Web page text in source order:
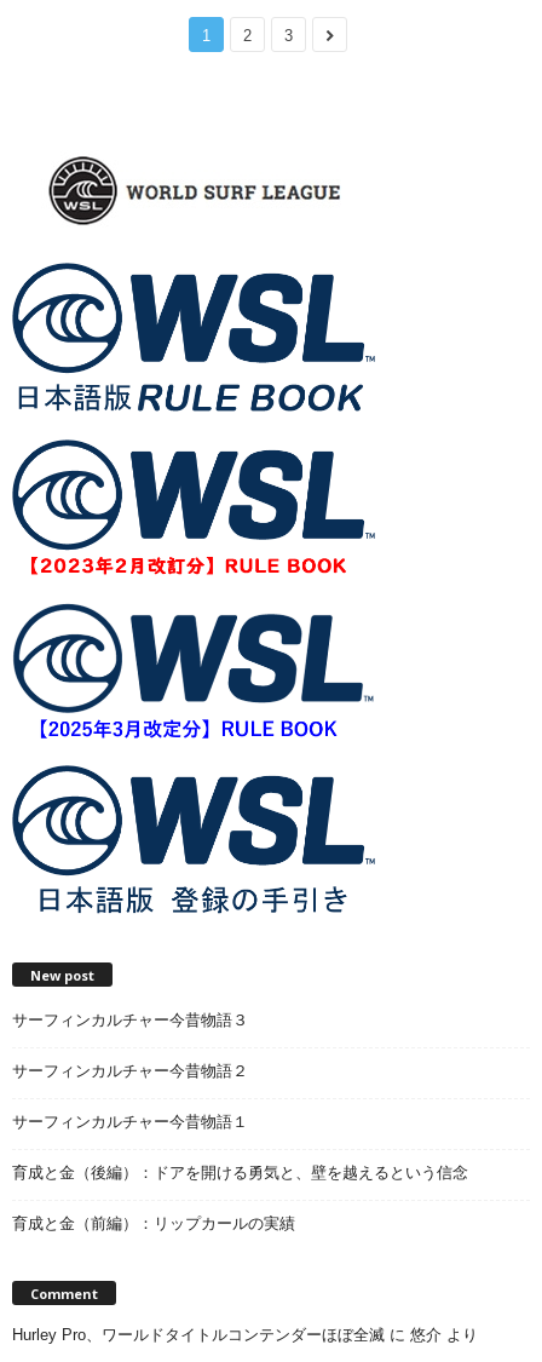
1 2 3
New post
サーフィンカルチャー今昔物語３
サーフィンカルチャー今昔物語２
サーフィンカルチャー今昔物語１
育成と金（後編）：ドアを開ける勇気と、壁を越えるという信念
育成と金（前編）：リップカールの実績
Comment
Hurley Pro、ワールドタイトルコンテンダーほぼ全滅 に 悠介 より